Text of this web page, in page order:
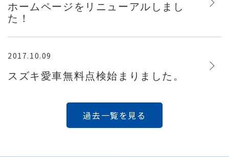
ホームページをリニューアルしまし
た！
2017.10.09
スズキ愛車無料点検始まりました。
過去一覧を見る